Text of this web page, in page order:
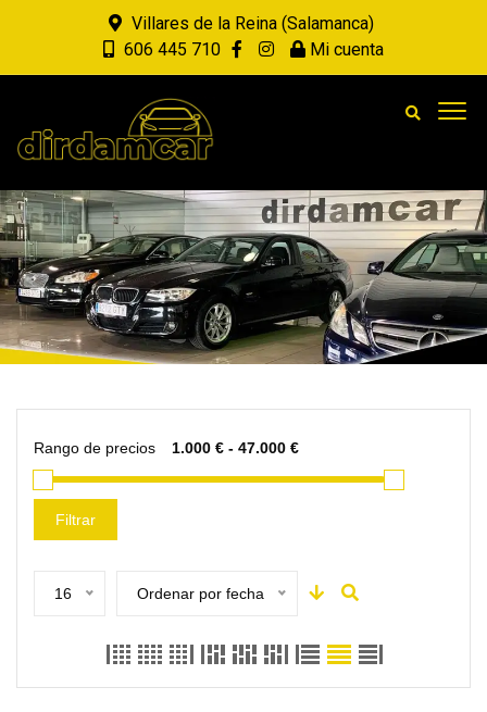
Villares de la Reina (Salamanca)
606 445 710
Mi cuenta
Rango de precios
Filtrar
16 Ordenar por fecha